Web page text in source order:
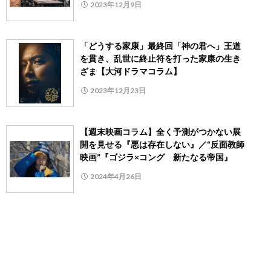
2023年12月9日
「どうする家康」最終回「神の君へ」王道
を貫き、乱世に終止符を打った家康の生き
ざま【大河ドラマコラム】
2023年12月23日
【週末映画コラム】全く予測がつかない展
開を見せる『悪は存在しない』／“反面教師
映画”『ゴジラ×コング 新たなる帝国』
2024年4月26日